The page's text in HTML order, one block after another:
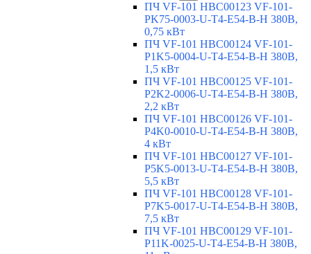
ПЧ VF-101 HBC00123 VF-101-
PK75-0003-U-T4-E54-B-H 380В,
0,75 кВт
ПЧ VF-101 HBC00124 VF-101-
P1K5-0004-U-T4-E54-B-H 380В,
1,5 кВт
ПЧ VF-101 HBC00125 VF-101-
P2K2-0006-U-T4-E54-B-H 380В,
2,2 кВт
ПЧ VF-101 HBC00126 VF-101-
P4K0-0010-U-T4-E54-B-H 380В,
4 кВт
ПЧ VF-101 HBC00127 VF-101-
P5K5-0013-U-T4-E54-B-H 380В,
5,5 кВт
ПЧ VF-101 HBC00128 VF-101-
P7K5-0017-U-T4-E54-B-H 380В,
7,5 кВт
ПЧ VF-101 HBC00129 VF-101-
P11K-0025-U-T4-E54-B-H 380В,